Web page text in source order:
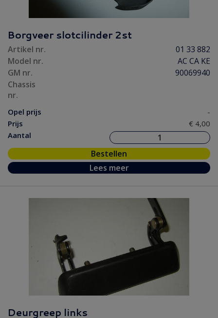
Borgveer slotcilinder 2st
Artikel nr.
01 33 882
Model nr.
AC CA KE
GM nr.
90069940
Chassis
nr.
Opel prijs
-
Prijs
€ 4,00
Aantal
Bestellen
Lees meer
Deurgreep links